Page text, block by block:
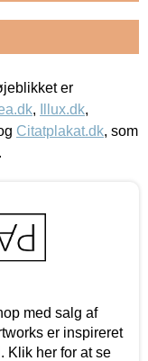
er
, Illux.dk,
Citatplakat.dk, som
med salg af
er inspireret
Klik her for at se